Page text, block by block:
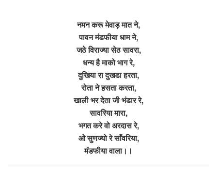
नमन करू मेवाड़ मात ने,
पावन मंडफीया धाम ने,
जठे विराज्या सेठ सावरा,
धन्य है माको भाग रे,
दुखिया रा दुखडा हरता,
रोता ने हसता करता,
खाली भर देता जी भंडार रे,
सावरिया मारा,
भगत करे वो अरदास रे,
ओ सुणज्यो रे साँवरिया,
मंडफीया वाला।।